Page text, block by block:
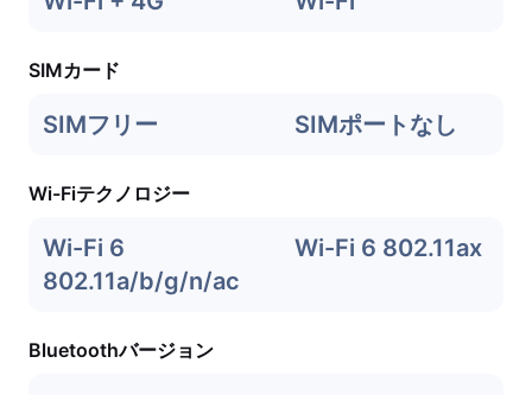
SIMカード
SIMフリー SIMポートなし
Wi-Fiテクノロジー
Wi-Fi 6
802.11a/b/g/n/ac
Wi-Fi 6 802.11ax
Bluetoothバージョン